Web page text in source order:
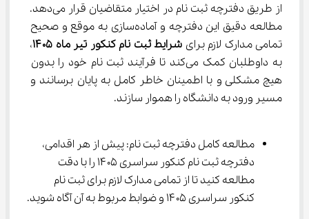
از طریق دفترچه ثبت نام در اختیار متقاضیان قرار می‌دهد.
مطالعه دقیق این دفترچه و آماده‌سازی به موقع و صحیح
تمامی مدارک لازم برای شرایط ثبت نام کنکور تیر ماه ۱۴۰۵
،
به داوطلبان کمک می‌کند تا فرآیند ثبت نام خود را بدون
هیچ مشکلی و با اطمینان خاطر کامل به پایان برسانند و
مسیر ورود به دانشگاه را هموار سازند.
مطالعه کامل دفترچه ثبت نام: پیش از هر اقدامی،
دفترچه ثبت نام کنکور سراسری ۱۴۰۵ را با دقت
مطالعه کنید تا از تمامی مدارک لازم برای ثبت نام
کنکور سراسری ۱۴۰۵ و ضوابط مربوط به آن آگاه شوید.